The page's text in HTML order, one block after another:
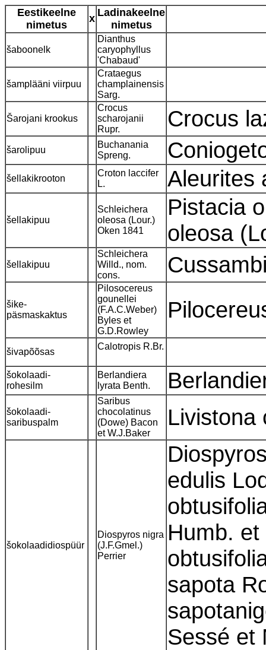
Eestikeelne
nimetus
x Ladinakeelne
nimetus
šaboonelk
Dianthus
caryophyllus
'Chabaud'
šamplääni viirpuu
Crataegus
champlainensis
Sarg.
Šarojani krookus
Crocus
scharojanii
Rupr.
Crocus
šarolipuu
Buchanania
Spreng.
šellakikrooton
Croton laccifer
L.
Aleurites
šellakipuu
Schleichera
oleosa (Lour.)
Oken 1841
Pistacia
oleosa
šellakipuu
Schleichera
Willd., nom.
cons.
šike-
päsmaskaktus
Pilosocereus
gounellei
(F.A.C.Weber)
Byles et
G.D.Rowley
šivapõõsas
Calotropis R.Br.
šokolaadi-
rohesilm
Berlandiera
lyrata Benth.
šokolaadi-
saribuspalm
Saribus
chocolatinus
(Dowe) Bacon
et W.J.Baker
šokolaadidiospüür
Diospyros nigra
(J.F.Gmel.)
Perrier
edulis
Humb.
sapota
Sessé et